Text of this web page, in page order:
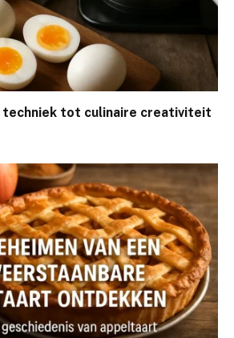
techniek tot culinaire creativiteit